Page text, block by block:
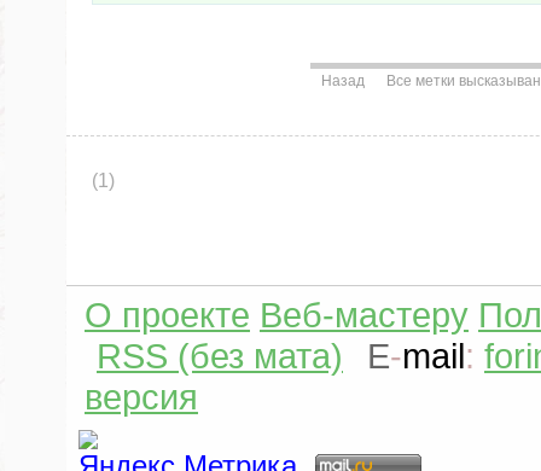
Назад Все метки
(1)
О проекте Веб-мастеру
RSS (без мата)
E-mail:
версия